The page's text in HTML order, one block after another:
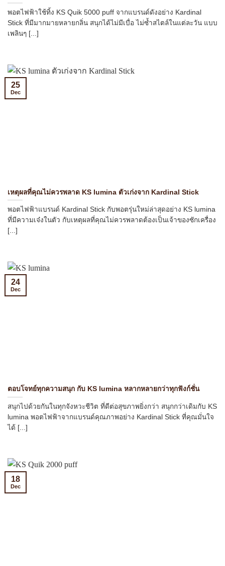
พอตไฟฟ้าใช้ทิ้ง KS Quik 5000 puff จากแบรนด์ดังอย่าง Kardinal
Stick ที่มีมากมายหลายกลิ่น สนุกได้ไม่มีเบื่อ ไม่ซ้ำสไตล์ในแต่ละวัน แบบ
เพลินๆ [...]
เหตุผลที่คุณไม่ควรพลาด KS lumina ตัวเก่งจาก Kardinal Stick
พอตไฟฟ้าแบรนด์ Kardinal Stick กับพอตรุ่นใหม่ล่าสุดอย่าง KS lumina
ที่มีความเจ๋งในตัว กับเหตุผลที่คุณไม่ควรพลาดต้องเป็นเจ้าของซักเครื่อง
[...]
25
Dec
ตอบโจทย์ทุกความสนุก กับ KS lumina หลากหลายกว่าทุกฟังก์ชั่น
สนุกไปด้วยกันในทุกจังหวะชีวิต ที่ดีต่อสุขภาพยิ่งกว่า สนุกกว่าเดิมกับ KS
lumina พอตไฟฟ้าจากแบรนด์คุณภาพอย่าง Kardinal Stick ที่คุณมั่นใจ
ได้ [...]
24
Dec
18
Dec